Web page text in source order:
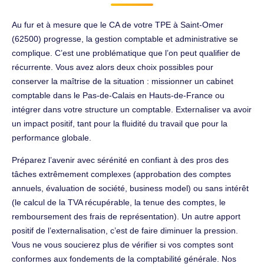
Au fur et à mesure que le CA de votre TPE à Saint-Omer
(62500) progresse, la gestion comptable et administrative se
complique. C’est une problématique que l’on peut qualifier de
récurrente. Vous avez alors deux choix possibles pour
conserver la maîtrise de la situation : missionner un cabinet
comptable dans le Pas-de-Calais en Hauts-de-France ou
intégrer dans votre structure un comptable. Externaliser va avoir
un impact positif, tant pour la fluidité du travail que pour la
performance globale.
Préparez l’avenir avec sérénité en confiant à des pros des
tâches extrêmement complexes (approbation des comptes
annuels, évaluation de société, business model) ou sans intérêt
(le calcul de la TVA récupérable, la tenue des comptes, le
remboursement des frais de représentation). Un autre apport
positif de l’externalisation, c’est de faire diminuer la pression.
Vous ne vous soucierez plus de vérifier si vos comptes sont
conformes aux fondements de la comptabilité générale. Nos